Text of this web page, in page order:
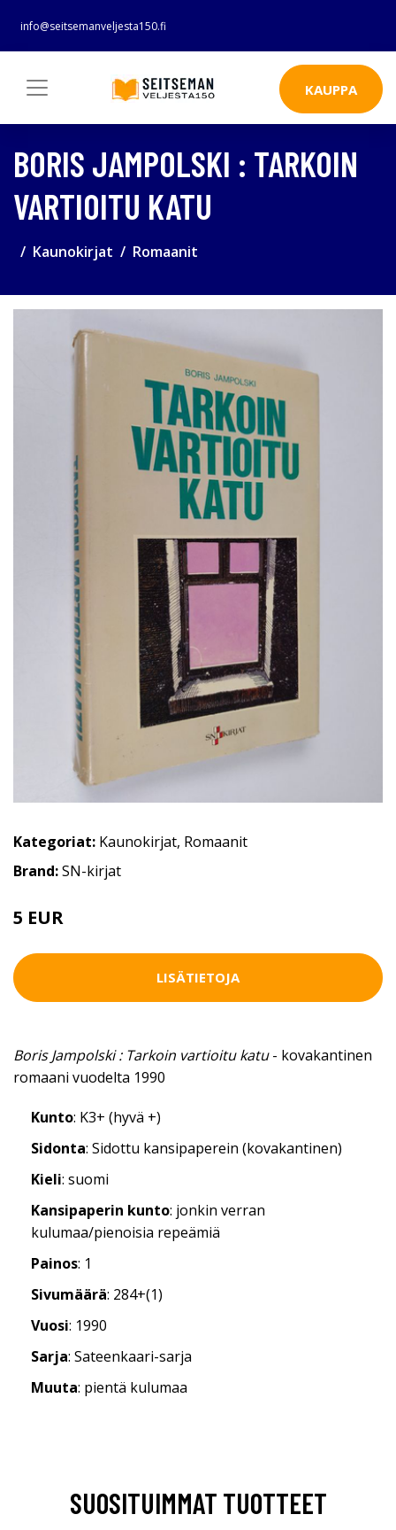
info@seitsemanveljesta150.fi
KAUPPA
BORIS JAMPOLSKI : TARKOIN
VARTIOITU KATU
Kaunokirjat Romaanit
Kategoriat: Kaunokirjat, Romaanit
Brand:SN-kirjat
5 EUR
LISÄTIETOJA
Boris Jampolski : Tarkoin vartioitu katu- kovakantinen
romaani vuodelta 1990
Kunto: K3+ (hyvä +)
Sidonta: Sidottu kansipaperein (kovakantinen)
Kieli: suomi
Kansipaperin kunto: jonkin verran
kulumaa/pienoisia repeämiä
Painos: 1
Sivumäärä: 284+(1)
Vuosi: 1990
Sarja: Sateenkaari-sarja
Muuta: pientä kulumaa
SUOSITUIMMAT TUOTTEET